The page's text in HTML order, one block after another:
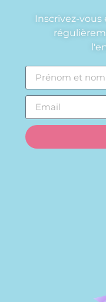
Inscrivez-